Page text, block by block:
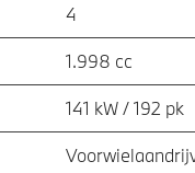
4
1.998 cc
141 kW / 192 pk